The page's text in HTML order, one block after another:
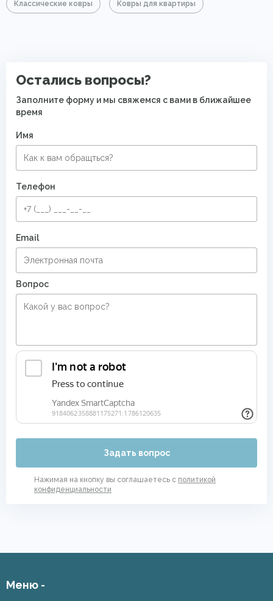
Классические ковры Ковры для квартиры
Остались вопросы?
Заполните форму и мы свяжемся с вами в ближайшее
время
Имя
Телефон
Email
Вопрос
Задать вопрос
Нажимая на кнопку вы соглашаетесь с политикой
конфиденциальности
Меню -